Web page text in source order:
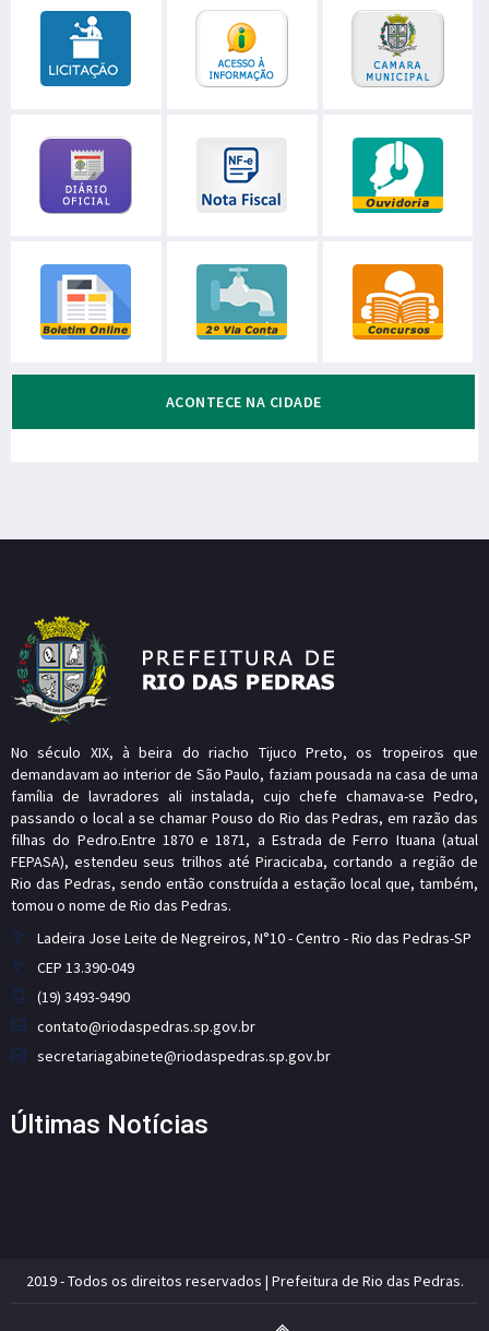
ACONTECE NA CIDADE
No século XIX, à beira do riacho Tijuco Preto, os tropeiros que
demandavam ao interior de São Paulo, faziam pousada na casa de uma
família de lavradores ali instalada, cujo chefe chamava-se Pedro,
passando o local a se chamar Pouso do Rio das Pedras, em razão das
filhas do Pedro.Entre 1870 e 1871, a Estrada de Ferro Ituana (atual
FEPASA), estendeu seus trilhos até Piracicaba, cortando a região de
Rio das Pedras, sendo então construída a estação local que, também,
tomou o nome de Rio das Pedras.
Ladeira Jose Leite de Negreiros, N°10 - Centro - Rio das Pedras-SP
CEP 13.390-049
(19) 3493-9490
contato@riodaspedras.sp.gov.br
secretariagabinete@riodaspedras.sp.gov.br
Últimas Notícias
2019 - Todos os direitos reservados | Prefeitura de Rio das Pedras.